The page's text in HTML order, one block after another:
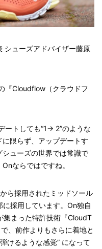
シューズアドバイザー藤原
『Cloudflow（クラウドフ
ートしても“1→ 2”のような
限らず、アップデートす
ューズの世界では常識で
ならではですね。
ら採用されたミッドソール
採用しています。On独自
集まった特許技術『CloudT
、前作よりもさらに着地と
けるような感覚” になって